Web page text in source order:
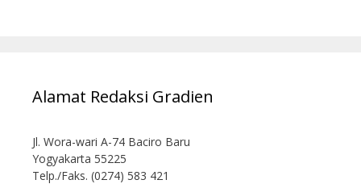
Alamat Redaksi Gradien
Jl. Wora-wari A-74 Baciro Baru
Yogyakarta 55225
Telp./Faks. (0274) 583 421